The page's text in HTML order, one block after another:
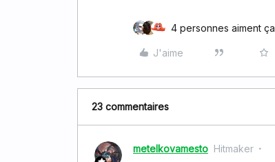
4 personnes aiment ça
J'aime
23 commentaires
metelkovamesto Hitmaker